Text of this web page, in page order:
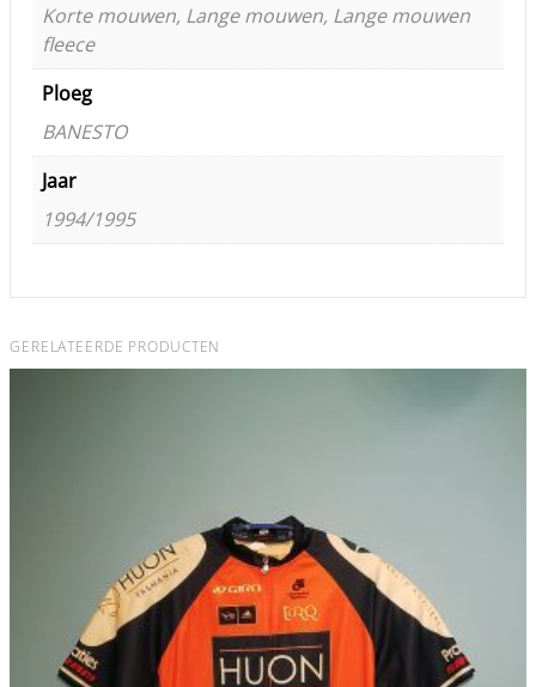
Korte mouwen, Lange mouwen, Lange mouwen
fleece
Ploeg
BANESTO
Jaar
1994/1995
GERELATEERDE PRODUCTEN